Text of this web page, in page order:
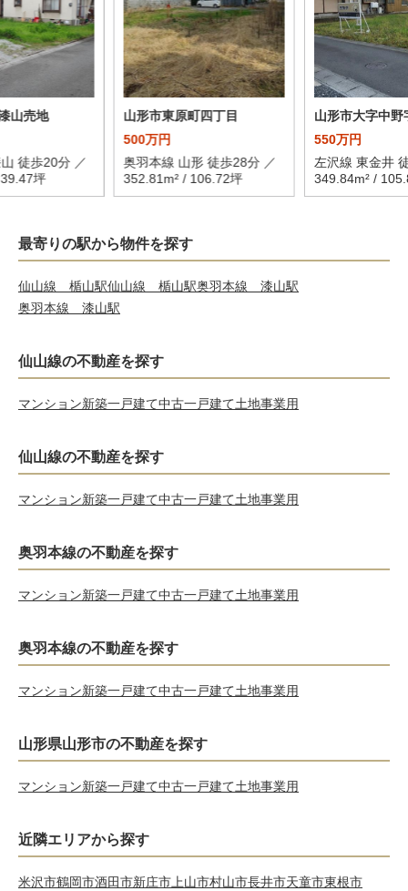
山売地
徒歩20分 ／
坪
山形市東原町四丁目
500万円
奥羽本線 山形 徒歩28分 ／
352.81m² / 106.72坪
山形市大字中野
550万円
左沢線 東金井
349.84m² /
最寄りの駅から物件を探す
仙山線 楯山駅仙山線 楯山駅奥羽本線 漆山駅
奥羽本線 漆山駅
仙山線の不動産を探す
マンション新築一戸建て中古一戸建て土地事業用
仙山線の不動産を探す
マンション新築一戸建て中古一戸建て土地事業用
奥羽本線の不動産を探す
マンション新築一戸建て中古一戸建て土地事業用
奥羽本線の不動産を探す
マンション新築一戸建て中古一戸建て土地事業用
山形県山形市の不動産を探す
マンション新築一戸建て中古一戸建て土地事業用
近隣エリアから探す
米沢市鶴岡市酒田市新庄市上山市村山市長井市天童市東根市